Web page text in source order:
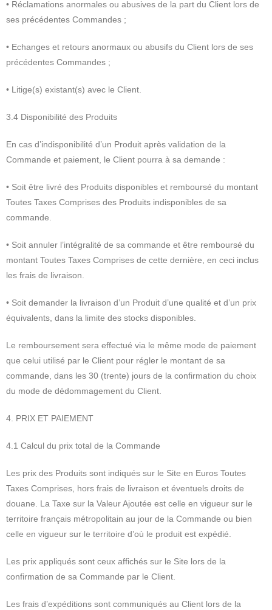
• Réclamations anormales ou abusives de la part du Client lors de
ses précédentes Commandes ;
• Echanges et retours anormaux ou abusifs du Client lors de ses
précédentes Commandes ;
• Litige(s) existant(s) avec le Client.
3.4 Disponibilité des Produits
En cas d’indisponibilité d’un Produit après validation de la
Commande et paiement, le Client pourra à sa demande :
• Soit être livré des Produits disponibles et remboursé du montant
Toutes Taxes Comprises des Produits indisponibles de sa
commande.
• Soit annuler l’intégralité de sa commande et être remboursé du
montant Toutes Taxes Comprises de cette dernière, en ceci inclus
les frais de livraison.
• Soit demander la livraison d’un Produit d’une qualité et d’un prix
équivalents, dans la limite des stocks disponibles.
Le remboursement sera effectué via le même mode de paiement
que celui utilisé par le Client pour régler le montant de sa
commande, dans les 30 (trente) jours de la confirmation du choix
du mode de dédommagement du Client.
4. PRIX ET PAIEMENT
4.1 Calcul du prix total de la Commande
Les prix des Produits sont indiqués sur le Site en Euros Toutes
Taxes Comprises, hors frais de livraison et éventuels droits de
douane. La Taxe sur la Valeur Ajoutée est celle en vigueur sur le
territoire français métropolitain au jour de la Commande ou bien
celle en vigueur sur le territoire d’où le produit est expédié.
Les prix appliqués sont ceux affichés sur le Site lors de la
confirmation de sa Commande par le Client.
Les frais d’expéditions sont communiqués au Client lors de la